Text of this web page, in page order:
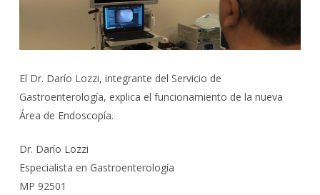
El Dr. Darío Lozzi, integrante del Servicio de
Gastroenterología, explica el funcionamiento de la nueva
Área de Endoscopía.
Dr. Darío Lozzi
Especialista en Gastroenterología
MP 92501